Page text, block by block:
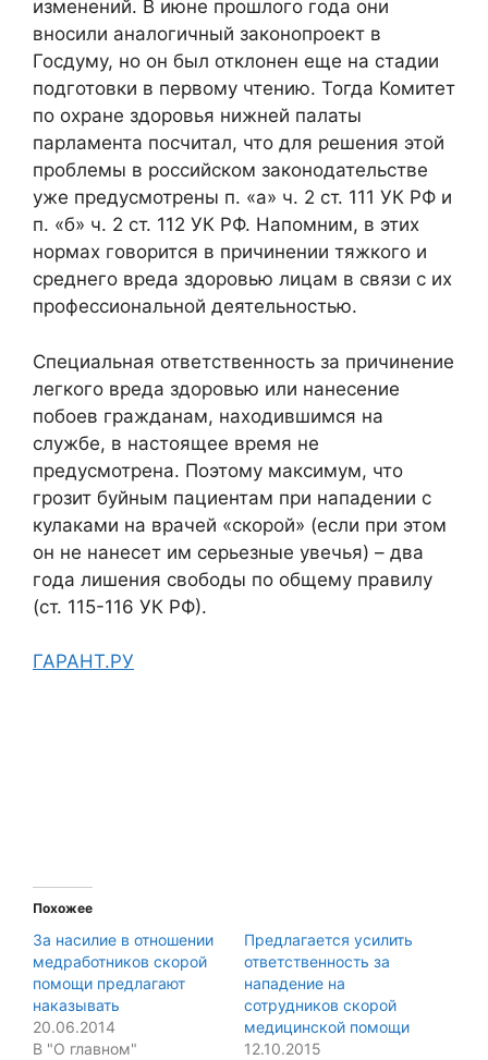
изменений. В июне прошлого года они
вносили аналогичный законопроект в
Госдуму, но он был отклонен еще на стадии
подготовки в первому чтению. Тогда Комитет
по охране здоровья нижней палаты
парламента посчитал, что для решения этой
проблемы в российском законодательстве
уже предусмотрены п. «а» ч. 2 ст. 111 УК РФ и
п. «б» ч. 2 ст. 112 УК РФ. Напомним, в этих
нормах говорится в причинении тяжкого и
среднего вреда здоровью лицам в связи с их
профессиональной деятельностью.
Специальная ответственность за причинение
легкого вреда здоровью или нанесение
побоев гражданам, находившимся на
службе, в настоящее время не
предусмотрена. Поэтому максимум, что
грозит буйным пациентам при нападении с
кулаками на врачей «скорой» (если при этом
он не нанесет им серьезные увечья) – два
года лишения свободы по общему правилу
(ст. 115-116 УК РФ).
ГАРАНТ.РУ
Похожее
За насилие в отношении
медработников скорой
помощи предлагают
наказывать
20.06.2014
В "О главном"
Предлагается усилить
ответственность за
нападение на
сотрудников скорой
медицинской помощи
12.10.2015